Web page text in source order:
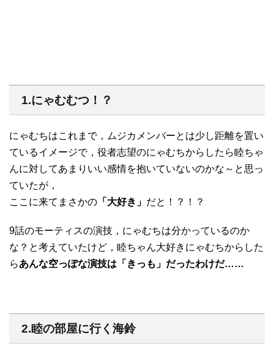
1.にゃむむつ！？
にゃむちはこれまで，ムジカメンバーとは少し距離を置い
ているイメージで，役者志望のにゃむちからしたら睦ちゃ
んに対してあまりいい感情を抱いていないのかな～と思っ
ていたが，
ここに来てまさかの 「大好き」 だと！？！？
9話のモーティスの演技，にゃむちは分かっているのか
な？と考えていたけど，睦ちゃん大好きにゃむちからした
らあんな空っぽな演技は「きっも」だったわけだ……
2.睦の部屋に行く海鈴